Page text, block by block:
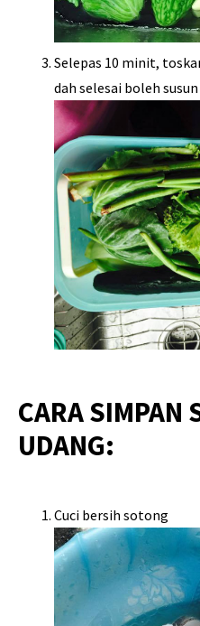
Selepas 10 minit,
dah selesai boleh
CARA SIMPAN
UDANG:
Cuci bersih sotong